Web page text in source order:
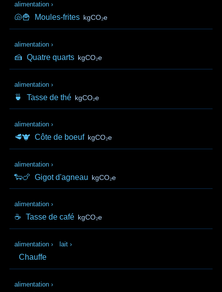
alimentation ›
🐚🍟 Moules-frites kgCO₂e
alimentation ›
🍰 Quatre quarts kgCO₂e
alimentation ›
🍵 Tasse de thé kgCO₂e
alimentation ›
🥩🐮 Côte de boeuf kgCO₂e
alimentation ›
🐑🍗 Gigot d'agneau kgCO₂e
alimentation ›
☕ Tasse de café kgCO₂e
alimentation › lait ›
Chauffe
alimentation ›